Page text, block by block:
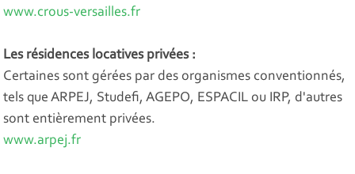
www.crous-versailles.fr
Les résidences locatives privées :
Certaines sont gérées par des organismes conventionnés,
tels que ARPEJ, Studefi, AGEPO, ESPACIL ou IRP, d'autres
sont entièrement privées.
www.arpej.fr